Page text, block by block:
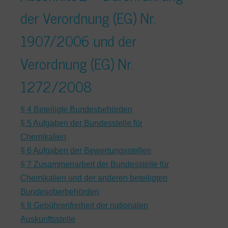
der Verordnung (EG) Nr.
1907/2006 und der
Verordnung (EG) Nr.
1272/2008
§ 4 Beteiligte Bundesbehörden
§ 5 Aufgaben der Bundesstelle für
Chemikalien
§ 6 Aufgaben der Bewertungsstellen
§ 7 Zusammenarbeit der Bundesstelle für
Chemikalien und der anderen beteiligten
Bundesoberbehörden
§ 8 Gebührenfreiheit der nationalen
Auskunftsstelle